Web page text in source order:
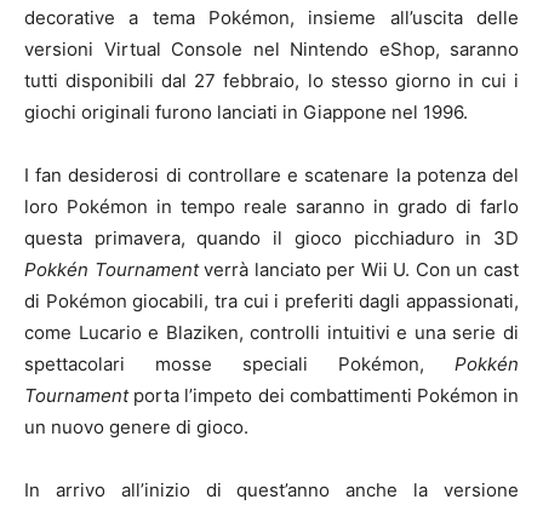
decorative a tema Pokémon, insieme all’uscita delle
versioni Virtual Console nel Nintendo eShop, saranno
tutti disponibili dal 27 febbraio, lo stesso giorno in cui i
giochi originali furono lanciati in Giappone nel 1996.
I fan desiderosi di controllare e scatenare la potenza del
loro Pokémon in tempo reale saranno in grado di farlo
questa primavera, quando il gioco picchiaduro in 3D
Pokkén Tournamentverrà lanciato per Wii U. Con un cast
di Pokémon giocabili, tra cui i preferiti dagli appassionati,
come Lucario e Blaziken, controlli intuitivi e una serie di
spettacolari mosse speciali Pokémon, Pokkén
Tournamentporta l’impeto dei combattimenti Pokémon in
un nuovo genere di gioco.
In arrivo all’inizio di quest’anno anche la versione